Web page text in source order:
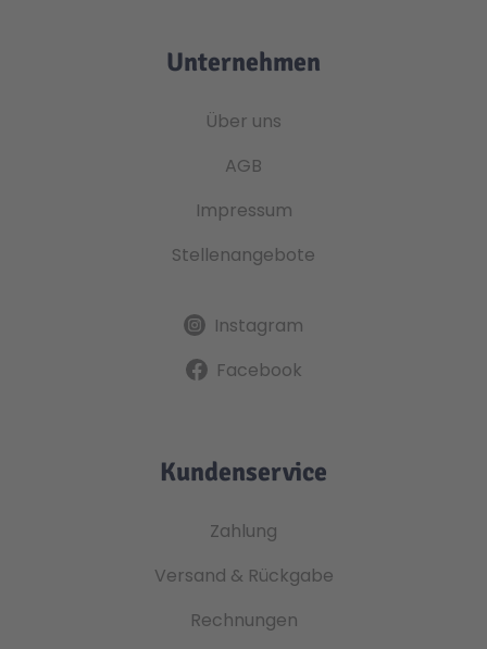
Unternehmen
Über uns
AGB
Impressum
Stellenangebote
Instagram
Facebook
Kundenservice
Zahlung
Versand & Rückgabe
Rechnungen